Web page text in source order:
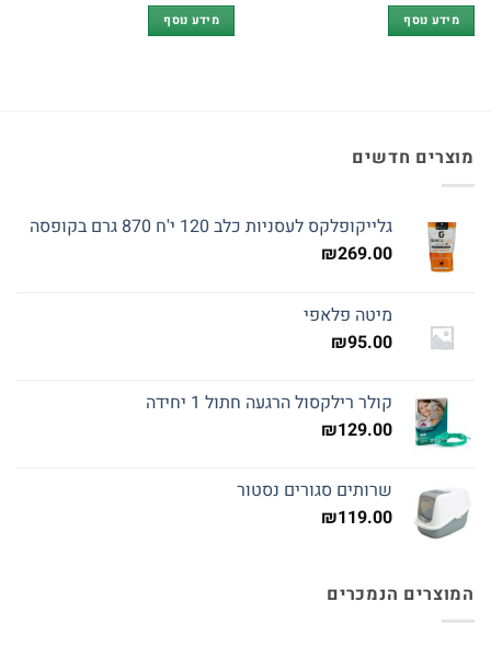
מידע נוסף מידע נוסף
מוצרים חדשים
גלייקופלקס לעסניות כלב 120 י'ח 870 גרם בקופסה
₪269.00
מיטה פלאפי
₪95.00
קולר רילקסול הרגעה חתול 1 יחידה
₪129.00
שרותים סגורים נסטור
₪119.00
המוצרים הנמכרים